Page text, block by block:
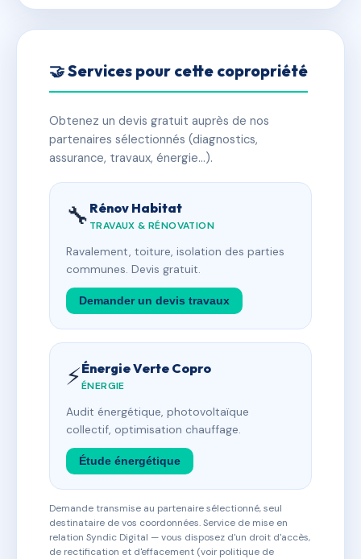
🤝 Services pour cette copropriété
Obtenez un devis gratuit auprès de nos
partenaires sélectionnés (diagnostics,
assurance, travaux, énergie…).
🔧 Rénov Habitat
TRAVAUX & RÉNOVATION
Ravalement, toiture, isolation des parties
communes. Devis gratuit.
Demander un devis travaux
⚡Énergie Verte Copro
ÉNERGIE
Audit énergétique, photovoltaïque
collectif, optimisation chauffage.
Étude énergétique
Demande transmise au partenaire sélectionné, seul
destinataire de vos coordonnées. Service de mise en
relation Syndic Digital — vous disposez d'un droit d'accès,
de rectification et d'effacement (voir politique de